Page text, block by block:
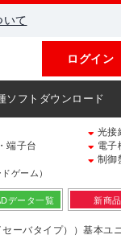
いて
ログイン
ソフトダウンロード
光接
端子台
電子
制御
ゲーム）
データ一覧 新商
ーバタイプ））基本ユ